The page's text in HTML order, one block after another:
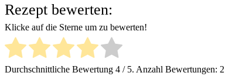
Rezept bewerten:
Klicke auf die Sterne um zu bewerten!
Durchschnittliche Bewertung 4 / 5. Anzahl Bewertungen: 2